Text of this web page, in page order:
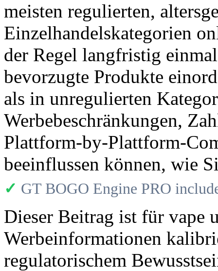
meisten regulierten,
Einzelhandelskategorien
der Regel langfristig
bevorzugte Produkte
als in unregulierten
Werbebeschränkungen,
Plattform-by-Plattform-
beeinflussen können, wie
✓ GT BOGO Engine PRO
Dieser Beitrag ist für vape
Werbeinformationen
regulatorischem